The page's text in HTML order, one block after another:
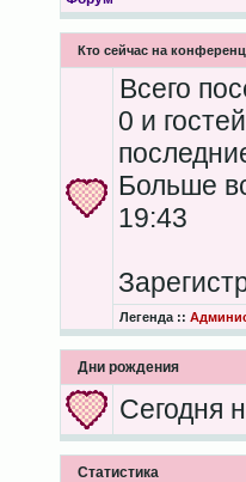
Кто сейчас на
Всего
0 и
Больше
19:43
Легенда ::
Дни рождения
Сегодня
Статистика